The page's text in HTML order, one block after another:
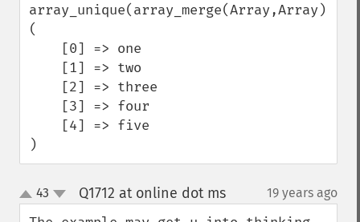
(
)
up
down
43 Q1712 at online dot ms¶ 19 years ago